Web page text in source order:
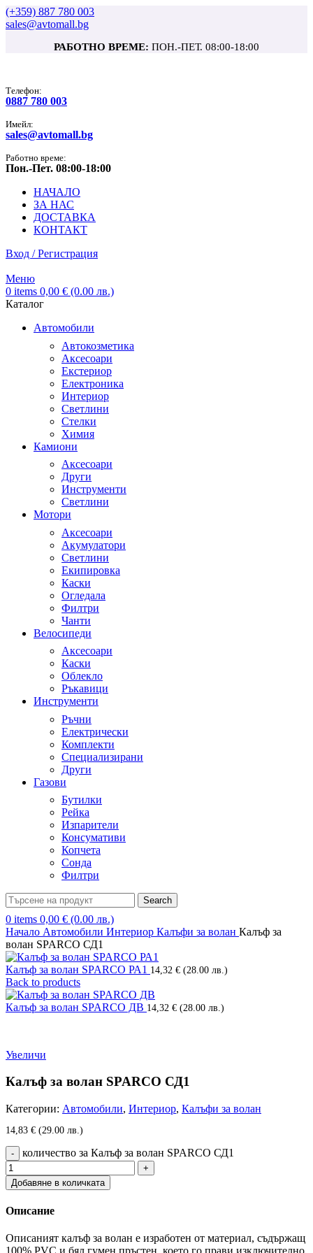
(+359) 887 780 003
sales@avtomall.bg
РАБОТНО ВРЕМЕ: ПОН.-ПЕТ. 08:00-18:00
Tелефон:
0887 780 003
Имейл:
sales@avtomall.bg
Работно време:
Пон.-Пет. 08:00-18:00
НАЧАЛО
ЗА НАС
ДОСТАВКА
КОНТАКТ
Вход / Регистрация
Меню
0 items 0,00 € (0.00 лв.)
Каталог
Автомобили
Автокозметика
Аксесоари
Екстериор
Електроника
Интериор
Светлини
Стелки
Химия
Камиони
Аксесоари
Други
Инструменти
Светлини
Мотори
Аксесоари
Акумулатори
Светлини
Екипировка
Каски
Огледала
Филтри
Чанти
Велосипеди
Аксесоари
Каски
Облекло
Ръкавици
Инструменти
Ръчни
Електрически
Комплекти
Специализирани
Други
Газови
Бутилки
Рейка
Изпарители
Консумативи
Копчета
Сонда
Филтри
Search
0 items 0,00 € (0.00 лв.)
Начало Автомобили Интериор Калъфи за волан Калъф за
волан SPARCO СД1
Калъф за волан SPARCO РА1 14,32 € (28.00 лв.)
Back to products
Калъф за волан SPARCO ДВ 14,32 € (28.00 лв.)
Увеличи
Калъф за волан SPARCO СД1
Категории: Автомобили, Интериор, Калъфи за волан
14,83 € (29.00 лв.)
количество за Калъф за волан SPARCO СД1
Добавяне в количката
Описание
Описаният калъф за волан е изработен от материал, съдържащ